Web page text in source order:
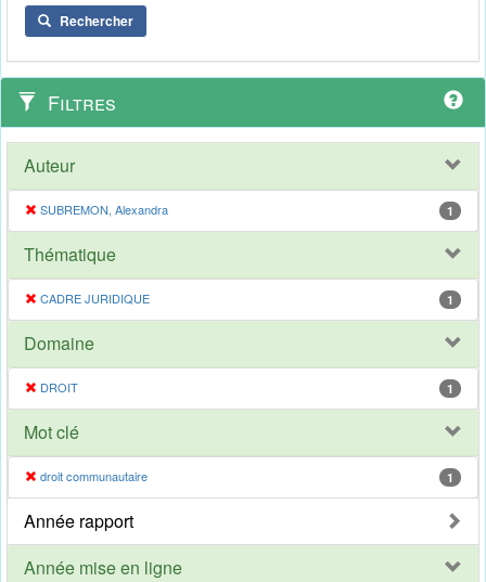
Rechercher
Filtres
Auteur
SUBREMON, Alexandra 1
Thématique
CADRE JURIDIQUE 1
Domaine
DROIT 1
Mot clé
droit communautaire 1
Année rapport
Année mise en ligne